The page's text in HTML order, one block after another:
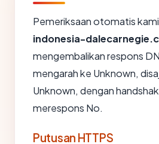
Pemeriksaan otomatis
indonesia-
mengembalikan respons
mengarah ke Unknown,
Unknown, dengan
merespons No.
Putusan HTTPS